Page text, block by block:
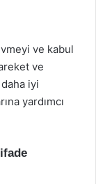
ve kabul
ve
iyi
yardımcı